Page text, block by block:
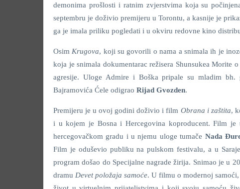
demonima prošlosti i ratnim zvjerstvima koja su
septembru je doživio premijeru u Torontu, a kasnije je
ga je imala priliku pogledati i u okviru redovne kino
Osim Krugova, koji su govorili o nama a snimala ih je
koja je snimala dokumentarac režisera Shunsukea
agresije. Uloge Admire i Boška pripale su mladim bh.
Bajramovića Ćele odigrao Rijad Gvozden.
Premijeru je u ovoj godini doživio i film Obrana i zaštita,
i u kojem je Bosna i Hercegovina koproducent. Film je
hercegovačkom gradu i u njemu uloge tumače Nada
Film je oduševio publiku na pulskom festivalu, a u
program došao do Specijalne nagrade žirija. Snimao je u
dramu Devet položaja samoće. U filmu o modernoj